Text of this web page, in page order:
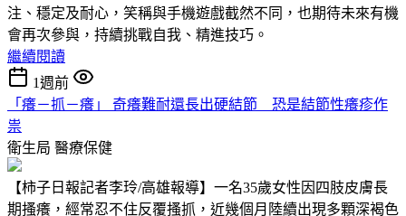
注、穩定及耐心，笑稱與手機遊戲截然不同，也期待未來有機
會再次參與，持續挑戰自我、精進技巧。
繼續閱讀
1週前
「癢－抓－癢」 奇癢難耐還長出硬結節 恐是結節性癢疹作
祟
衛生局 醫療保健
【柿子日報記者李玲/高雄報導】一名35歲女性因四肢皮膚長
期搔癢，經常忍不住反覆搔抓，近幾個月陸續出現多顆深褐色